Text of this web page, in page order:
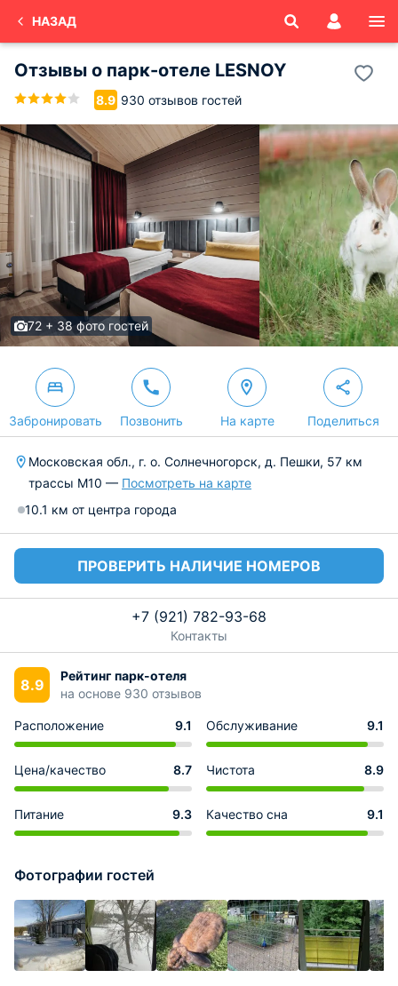
НАЗАД
Отзывы о парк-отеле LESNOY
8.9 930 отзывов гостей
72 + 38 фото гостей
Забронировать Позвонить На карте Поделиться
Московская обл., г. о. Солнечногорск, д. Пешки, 57 км
трассы М10 — Посмотреть на карте
10.1 км от центра города
ПРОВЕРИТЬ НАЛИЧИЕ НОМЕРОВ
+7 (921) 782-93-68
Контакты
8.9
Рейтинг парк-отеля
на основе 930 отзывов
Расположение 9.1 Обслуживание 9.1
Цена/качество 8.7 Чистота 8.9
Питание 9.3 Качество сна 9.1
Фотографии гостей